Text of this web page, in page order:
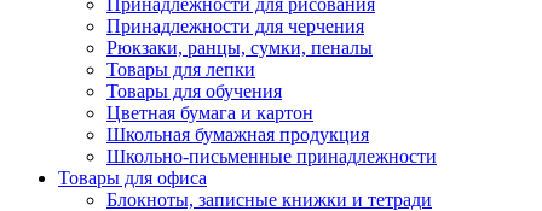
Принадлежности для рисования
Принадлежности для черчения
Рюкзаки, ранцы, сумки, пеналы
Товары для лепки
Товары для обучения
Цветная бумага и картон
Школьная бумажная продукция
Школьно-письменные принадлежности
Товары для офиса
Блокноты, записные книжки и тетради